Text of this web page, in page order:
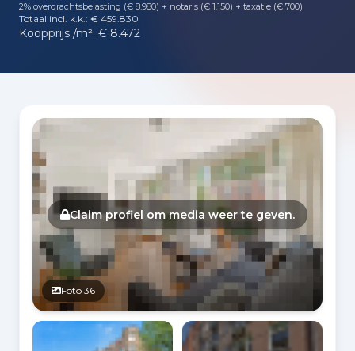
2% overdrachtsbelasting (€ 8.980) + notaris (€ 1.150) + taxatie (€ 700)
Totaal incl. k.k.: € 459.830
Koopprijs /m²: € 8.472
Fotogalerij
Foto 36
Claim profiel om media weer te geven.